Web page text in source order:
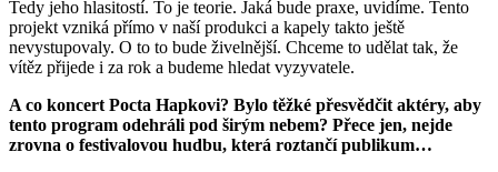
Tedy jeho hlasitostí. To je teorie. Jaká bude praxe, uvidíme. Tento
projekt vzniká přímo v naší produkci a kapely takto ještě
nevystupovaly. O to to bude živelnější. Chceme to udělat tak, že
vítěz přijede i za rok a budeme hledat vyzyvatele.
A co koncert Pocta Hapkovi? Bylo těžké přesvědčit aktéry, aby
tento program odehráli pod širým nebem? Přece jen, nejde
zrovna o festivalovou hudbu, která roztančí publikum…